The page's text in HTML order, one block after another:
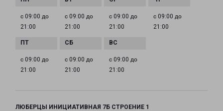
с 09:00 до
21:00
с 09:00 до
21:00
с 09:00 до
21:00
с 09:00 до
21:00
с 09:00 до
21:00
с 09:00 до
21:00
с 09:00 до
21:00
ЛЮБЕРЦЫ ИНИЦИАТИВНАЯ 7Б СТРОЕНИЕ 1